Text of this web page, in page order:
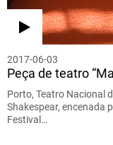
2017-06-03
Peça de teatro
Porto, Teatro Nacional
Shakespear, encenada
Festival…